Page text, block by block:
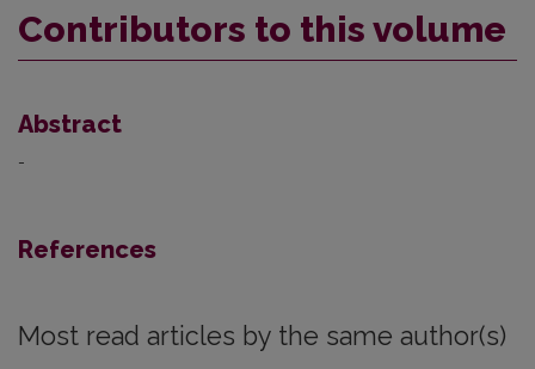
Contributors to this volume
Abstract
-
References
Most read articles by the same author(s)